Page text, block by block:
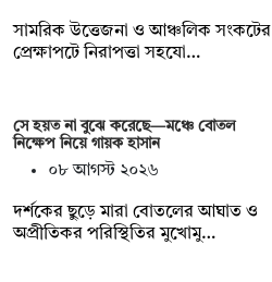
সামরিক উত্তেজনা ও আঞ্চলিক সংকটের
প্রেক্ষাপটে নিরাপত্তা সহযো…
সে হয়ত না ‍বুঝে করেছে—মঞ্চে বোতল
নিক্ষেপ নিয়ে গায়ক হাসান
০৮ আগস্ট ২০২৬
দর্শকের ছুড়ে মারা বোতলের আঘাত ও
অপ্রীতিকর পরিস্থিতির মুখোমু…